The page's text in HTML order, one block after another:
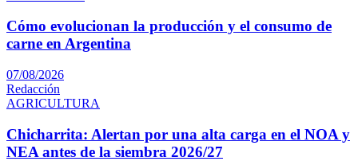
Cómo evolucionan la producción y el consumo de
carne en Argentina
07/08/2026
Redacción
AGRICULTURA
Chicharrita: Alertan por una alta carga en el NOA y
NEA antes de la siembra 2026/27